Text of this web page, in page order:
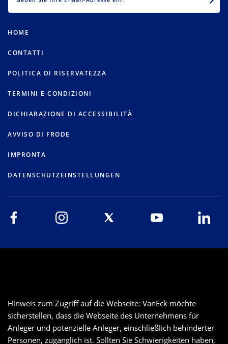
HOME
CONTATTI
POLITICA DI RISERVATEZZA
TERMINI E CONDIZIONI
DICHIARAZIONE DI ACCESSIBILITÀ
AVVISO DI FRODE
IMPRONTA
DATENSCHUTZEINSTELLUNGEN
Hinweis zum Zugriff auf die Webseite: VanEck möchte
sicherstellen, dass die Webseite des Unternehmens für
Anleger und potenzielle Anleger, einschließlich behinderter
Personen, zugänglich ist. Sollten Sie Schwierigkeiten haben,